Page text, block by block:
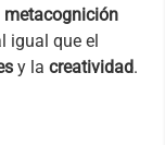
metacognición
igual que el
y la creatividad.